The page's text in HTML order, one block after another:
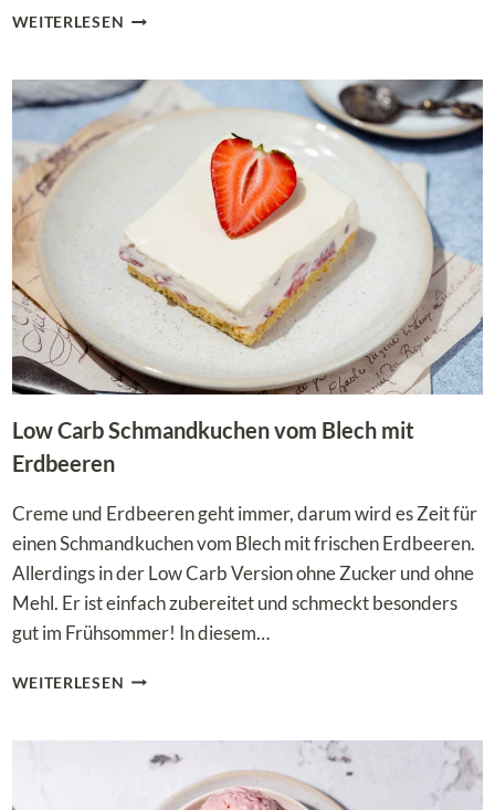
WEITERLESEN ERFRISCHENDER
SALAT
MIT
HALLOUMI
Low Carb Schmandkuchen vom Blech mit
Erdbeeren
Creme und Erdbeeren geht immer, darum wird es Zeit für
einen Schmandkuchen vom Blech mit frischen Erdbeeren.
Allerdings in der Low Carb Version ohne Zucker und ohne
Mehl. Er ist einfach zubereitet und schmeckt besonders
gut im Frühsommer! In diesem…
WEITERLESEN LOW
VOM
BLECH